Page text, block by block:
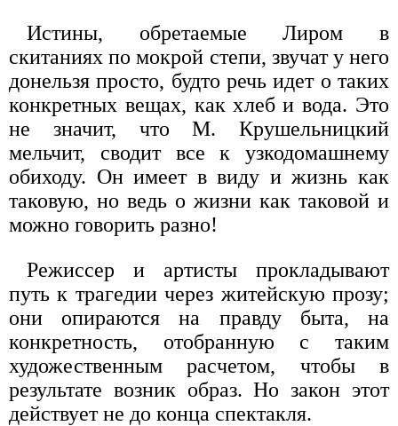
Истины, обретаемые Лиром в
скитаниях по мокрой степи, звучат у него
донельзя просто, будто речь идет о таких
конкретных вещах, как хлеб и вода. Это
не значит, что М. Крушельницкий
мельчит, сводит все к узкодомашнему
обиходу. Он имеет в виду и жизнь как
таковую, но ведь о жизни как таковой и
можно говорить разно!
Режиссер и артисты прокладывают
путь к трагедии через житейскую прозу;
они опираются на правду быта, на
конкретность, отобранную с таким
художественным расчетом, чтобы в
результате возник образ. Но закон этот
действует не до конца спектакля.